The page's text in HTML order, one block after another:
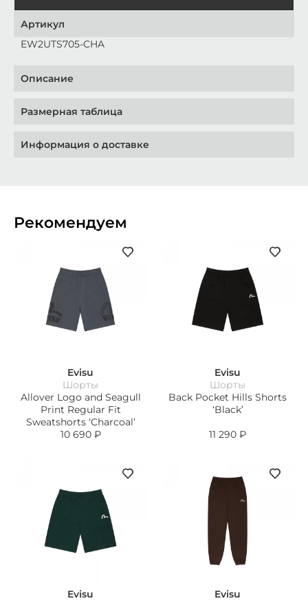
Артикул
EW2UTS705-CHA
Описание
Размерная таблица
Информация о доставке
Рекомендуем
Evisu
Шорты
Allover Logo and Seagull
Print Regular Fit
Sweatshorts ‘Charcoal’
10 690 ₽
Evisu
Шорты
Back Pocket Hills Shorts
‘Black’
11 290 ₽
Evisu
Evisu